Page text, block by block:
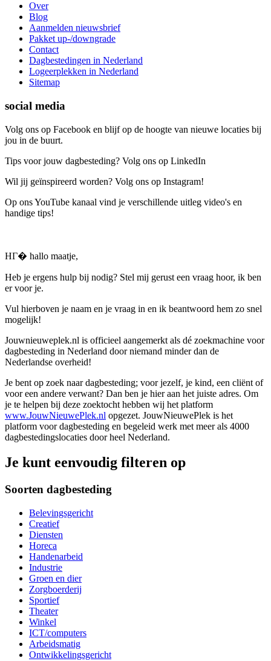
Over
Blog
Aanmelden nieuwsbrief
Pakket up-/downgrade
Contact
Dagbestedingen in Nederland
Logeerplekken in Nederland
Sitemap
social media
Volg ons op Facebook en blijf op de hoogte van nieuwe locaties bij
jou in de buurt.
Tips voor jouw dagbesteding? Volg ons op LinkedIn
Wil jij geïnspireerd worden? Volg ons op Instagram!
Op ons YouTube kanaal vind je verschillende uitleg video's en
handige tips!
HГ� hallo maatje,
Heb je ergens hulp bij nodig? Stel mij gerust een vraag hoor, ik ben
er voor je.
Vul hierboven je naam en je vraag in en ik beantwoord hem zo snel
mogelijk!
Jouwnieuweplek.nl is officieel aangemerkt als dé zoekmachine voor
dagbesteding in Nederland door niemand minder dan de
Nederlandse overheid!
Je bent op zoek naar dagbesteding; voor jezelf, je kind, een cliënt of
voor een andere verwant? Dan ben je hier aan het juiste adres. Om
je te helpen bij deze zoektocht hebben wij het platform
www.JouwNieuwePlek.nl opgezet. JouwNieuwePlek is het
platform voor dagbesteding en begeleid werk met meer als 4000
dagbestedingslocaties door heel Nederland.
Je kunt eenvoudig filteren op
Soorten dagbesteding
Belevingsgericht
Creatief
Diensten
Horeca
Handenarbeid
Industrie
Groen en dier
Zorgboerderij
Sportief
Theater
Winkel
ICT/computers
Arbeidsmatig
Ontwikkelingsgericht